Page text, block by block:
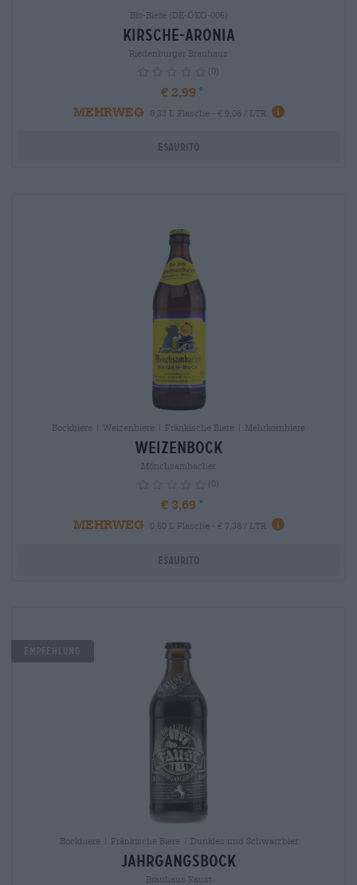
Bio-Biere (DE-ÖKO-006)
Kirsche-Aronia
Riedenburger Brauhaus
(0)
€ 2,99
MEHRWEG
0,33 L Flasche - € 9,06 / LTR info
Esaurito
Bockbiere | Weizenbiere | Fränkische Biere | Mehrkornbiere
Weizenbock
Mönchsambacher
(0)
€ 3,69
MEHRWEG
0,50 L Flasche - € 7,38 / LTR info
Esaurito
Empfehlung
Bockbiere | Fränkische Biere | Dunkles und Schwarzbier
Jahrgangsbock
Brauhaus Faust